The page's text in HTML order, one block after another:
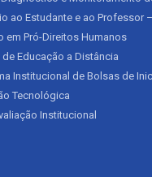
ao Estudante e ao Professor
em Pró-Direitos Humanos
Educação a Distância
Institucional de Bolsas de
Tecnológica
Institucional